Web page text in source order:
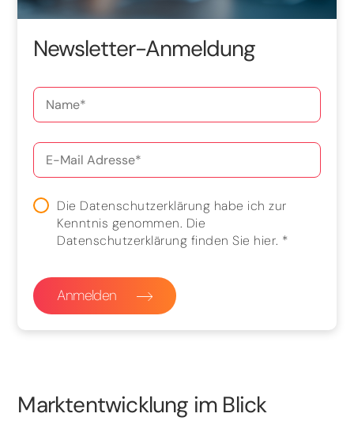
Newsletter-Anmeldung
Die Datenschutzerklärung habe ich zur
Kenntnis genommen. Die
Datenschutzerklärung finden Sie hier. *
Anmelden
Marktentwicklung im Blick